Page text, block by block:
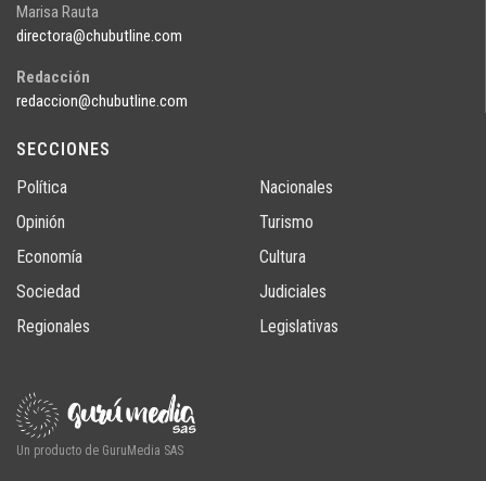
Marisa Rauta
directora@chubutline.com
Redacción
redaccion@chubutline.com
SECCIONES
Política
Opinión
Economía
Sociedad
Regionales
Nacionales
Turismo
Cultura
Judiciales
Legislativas
Un producto de GuruMedia SAS